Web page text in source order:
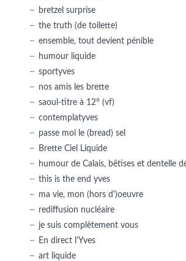
bretzel surprise
the truth (de toilette)
ensemble, tout devient pénible
humour liquide
sportyves
nos amis les brette
saoul-titre à 12° (vf)
contemplatyves
passe moi le (bread) sel
Brette Ciel Liquide
humour de Calais, bêtises et dentelle
this is the end yves
ma vie, mon (hors d')oeuvre
rediffusion nucléaire
je suis complètement vous
En direct l'Yves
art liquide